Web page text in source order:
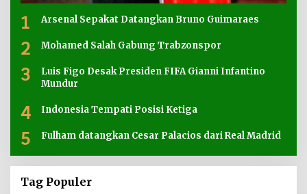
1 Arsenal Sepakat Datangkan Bruno Guimaraes
2 Mohamed Salah Gabung Trabzonspor
3
Luis Figo Desak Presiden FIFA Gianni Infantino
Mundur
4 Indonesia Tempati Posisi Ketiga
5 Fulham datangkan Cesar Palacios dari Real Madrid
Tag Populer